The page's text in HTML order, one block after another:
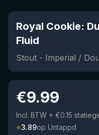
Royal Cookie:
Fluid
Stout - Imperial /
€9.99
Incl. BTW + €0.15
⭐3.89op Untappd